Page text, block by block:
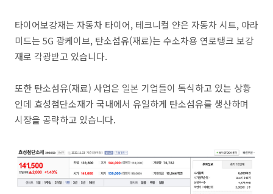
타이어보강재는 자동차 타이어, 테크니컬 얀은 자동차 시트, 아라
미드는 5G 광케이브, 탄소섬유(재료)는 수소차용 연로탱크 보강
재로 각광받고 있습니다.
또한 탄소섬유(재료) 사업은 일본 기업들이 독식하고 있는 상황
인데 효성첨단소재가 국내에서 유일하게 탄소섬유를 생산하며
시장을 공략하고 있습니다.